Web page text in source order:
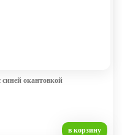
окантовкой
в корзину